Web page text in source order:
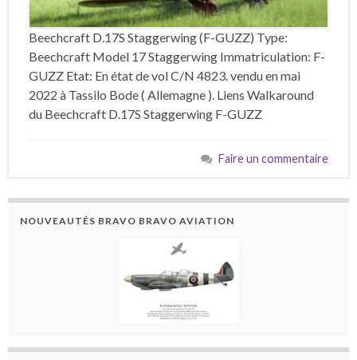
Beechcraft D.17S Staggerwing (F-GUZZ) Type:
Beechcraft Model 17 Staggerwing Immatriculation: F-
GUZZ Etat: En état de vol C/N 4823. vendu en mai
2022 à Tassilo Bode ( Allemagne ). Liens Walkaround
du Beechcraft D.17S Staggerwing F-GUZZ
Faire un commentaire
NOUVEAUTÉS BRAVO BRAVO AVIATION